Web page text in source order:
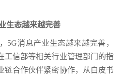
生态越来越完善
5G消息产业生态越来越完善，
工信部等相关行业管理部门的指
链合作伙伴紧密协作，从白皮书